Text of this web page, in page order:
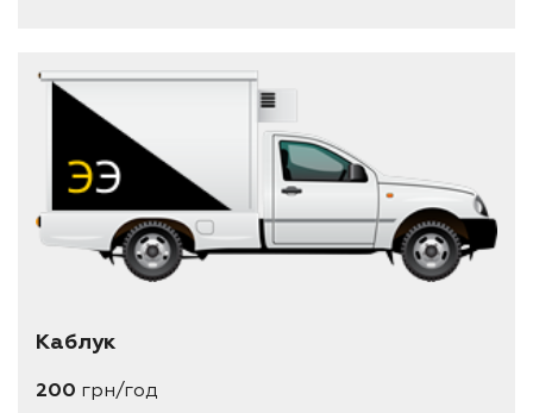
Каблук
200 грн/год